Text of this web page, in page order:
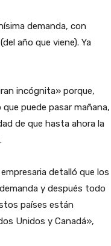
demanda, con
año que viene). Ya
incógnita» porque,
puede pasar mañana,
de que hasta ahora la
detalló que los
y después todo
países están
Unidos y Canadá»,